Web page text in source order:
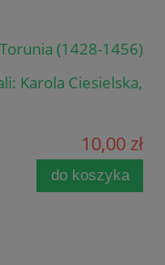
(1428-1456)
Karola Ciesielska,
10,00 zł
do koszyka